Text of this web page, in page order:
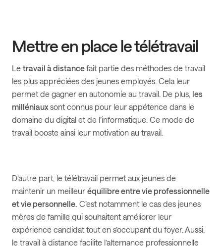
Mettre en place le télétravail
Le travail à distancefait partie des méthodes de travail
les plus appréciées des jeunes employés. Cela leur
permet de gagner en autonomie au travail. De plus, les
milléniauxsont connus pour leur appétence dans le
domaine du digital et de l’informatique. Ce mode de
travail booste ainsi leur motivation au travail.
D’autre part, le télétravail permet aux jeunes de
maintenir un meilleur équilibre entre vie professionnelle
et vie personnelle. C’est notamment le cas des jeunes
mères de famille qui souhaitent améliorer leur
expérience candidat tout en s’occupant du foyer. Aussi,
le travail à distance facilite l’alternance professionnelle